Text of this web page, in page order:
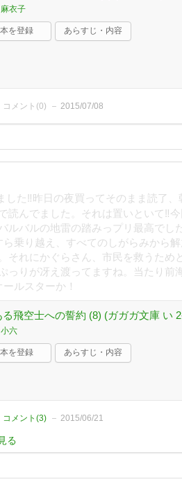
衣子
本を登録 あらすじ・内容
コメント(0) 2015/07/08
した‼昨日の夜買ってそのまま読了
読んでました。それは置いといて‼
ルバルの地雷の踏みっプリ最高でし
ら乗り越え、すべてのしがらみから
それにかぐらさん、市民を救うた
っりが冴え渡ってますね。当たり前
ルスターか！
る飛空士への誓約 (8) (ガガガ文庫 い
六
本を登録 あらすじ・内容
コメント(3) 2015/06/21
る